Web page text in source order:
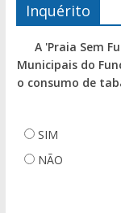
Inquérito
A 'Praia Sem
Municipais do
o consumo de
SIM
NÃO